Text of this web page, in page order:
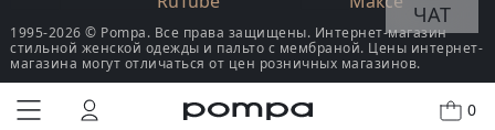
0
КУПИТЬ В ОДИН КЛИК
1995-2026 © Pompa. Все права защищены. Интернет-магазин
стильной женской одежды и пальто с мембраной. Цены интернет-
магазина могут отличаться от цен розничных магазинов.
ЧАТ